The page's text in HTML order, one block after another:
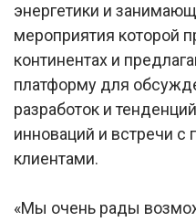
энергетики и
мероприятия которой
континентах и
платформу для
разработок и
инноваций и встречи
клиентами.
«Мы очень рады